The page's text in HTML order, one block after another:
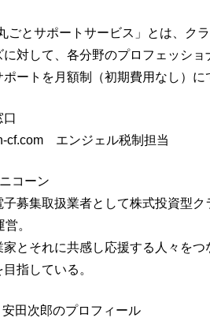
ごとサポートサービス」とは、ク
に対して、各分野のプロフェッシ
ートを月額制（初期費用なし）に
口
cf.com エンジェル税制担当
コーン
子募集取扱業者として株式投資型
。
とそれに共感し応援する人々を
指している。
田次郎のプロフィール